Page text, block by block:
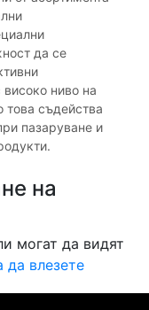
да се
ниво на
съдейства
пазаруване и
на
могат да видят
да влезете